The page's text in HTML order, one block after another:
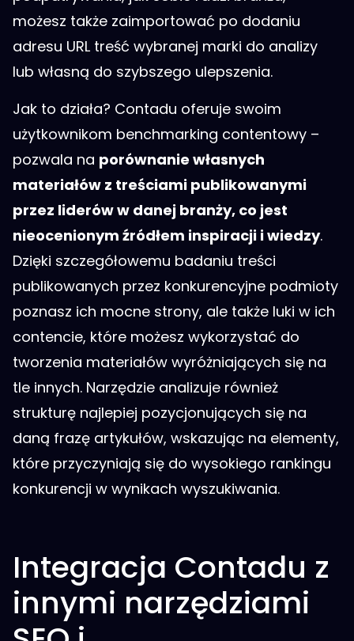
możesz także zaimportować po dodaniu
adresu URL treść wybranej marki do analizy
lub własną do szybszego ulepszenia.
Jak to działa? Contadu oferuje swoim
użytkownikom benchmarking contentowy –
pozwala na porównanie własnych
materiałów z treściami publikowanymi
przez liderów w danej branży, co jest
nieocenionym źródłem inspiracji i wiedzy.
Dzięki szczegółowemu badaniu treści
publikowanych przez konkurencyjne podmioty
poznasz ich mocne strony, ale także luki w ich
contencie, które możesz wykorzystać do
tworzenia materiałów wyróżniających się na
tle innych. Narzędzie analizuje również
strukturę najlepiej pozycjonujących się na
daną frazę artykułów, wskazując na elementy,
które przyczyniają się do wysokiego rankingu
konkurencji w wynikach wyszukiwania.
Integracja Contadu z
innymi narzędziami